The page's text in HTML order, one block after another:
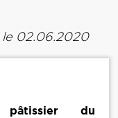
le 02.06.2020
du